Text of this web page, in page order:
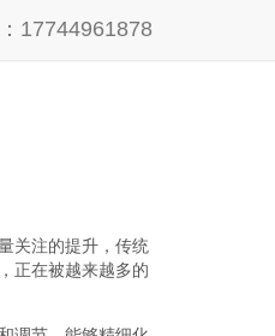
17744961878
关注的提升，传统
正在被越来越多的